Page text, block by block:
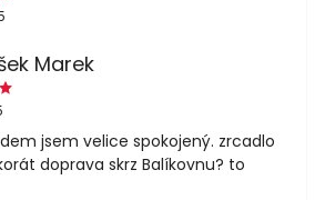
Marek
jsem velice spokojený. zrcadlo
doprava skrz Balíkovnu? to